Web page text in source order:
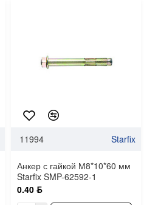
11994 Starfix
Анкер с гайкой М8*10*60 мм
Starfix SMP-62592-1
0.40 ƃ